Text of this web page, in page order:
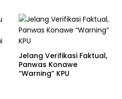
Jelang Verifikasi Faktual,
Panwas Konawe
“Warning” KPU